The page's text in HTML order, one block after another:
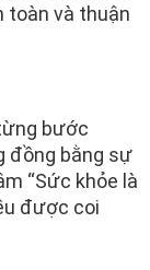
toàn và thuận
bước
đồng bằng sự
“Sức khỏe là
được coi